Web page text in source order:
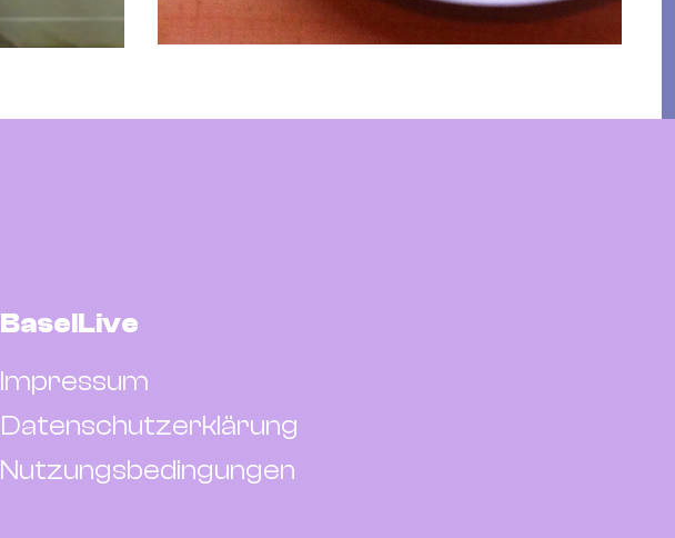
BaselLive
Impressum
Datenschutzerklärung
Nutzungsbedingungen